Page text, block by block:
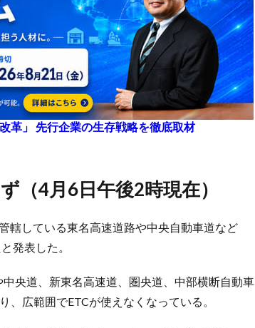
革」 先行企業の生存戦略を徹底取材
（4月6日午後2時現在）
轄している東名高速道路や中央自動車道など
発表した。
央道、新東名高速道、圏央道、中部横断自動車
広範囲でETCが使えなくなっている。